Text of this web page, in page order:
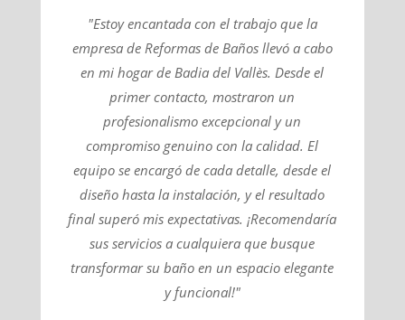
"Estoy encantada con el trabajo que la
empresa de Reformas de Baños llevó a cabo
en mi hogar de Badia del Vallès. Desde el
primer contacto, mostraron un
profesionalismo excepcional y un
compromiso genuino con la calidad. El
equipo se encargó de cada detalle, desde el
diseño hasta la instalación, y el resultado
final superó mis expectativas. ¡Recomendaría
sus servicios a cualquiera que busque
transformar su baño en un espacio elegante
y funcional!"